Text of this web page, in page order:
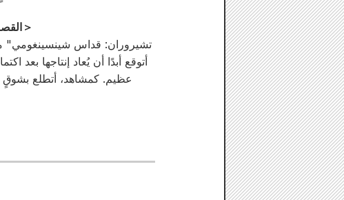
＜ القصة الأصلية لـ "قداس تشيروروران شينسينغومي" (زينون كوميكس) بقلم أوميمورا شينيا＞
أتوقع أبدًا أن يُعاد إنتاجها
عظيم. كمشاهد، أتطلع بشوقٍ